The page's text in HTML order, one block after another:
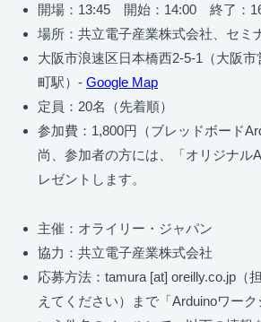
開場：13:45 開始：14:00 終了：
場所：共立電子産業株式会社、セミ
大阪市浪速区日本橋西2-5-1（大阪
町駅）- Google Map
定員：20名（先着順）
参加費：1,800円（ブレッドボード
尚、参加者の方には、「オリジナル
レゼントします。
主催：オライリー・ジャパン
協力：共立電子産業株式会社
応募方法：tamura [at] oreilly.co.jp（
えてください）まで「Arduinoワー